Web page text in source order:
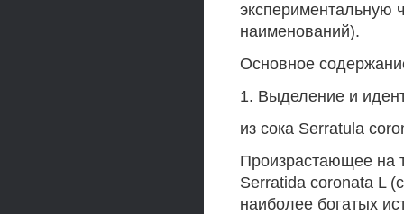
экспериментальную
наименований).
Основное
1. Выделение и
из сока Serratula
Произрастающее на
Serratida coronata L
наиболее богатых